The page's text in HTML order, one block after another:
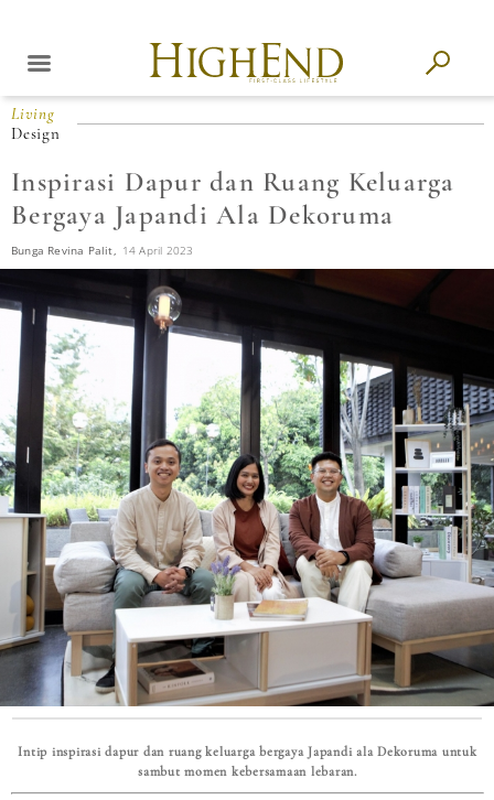
Living
Design
Inspirasi Dapur dan Ruang Keluarga
Bergaya Japandi Ala Dekoruma
Bunga Revina Palit, 14 April 2023
Intip inspirasi dapur dan ruang keluarga bergaya Japandi ala Dekoruma untuk
sambut momen kebersamaan lebaran.